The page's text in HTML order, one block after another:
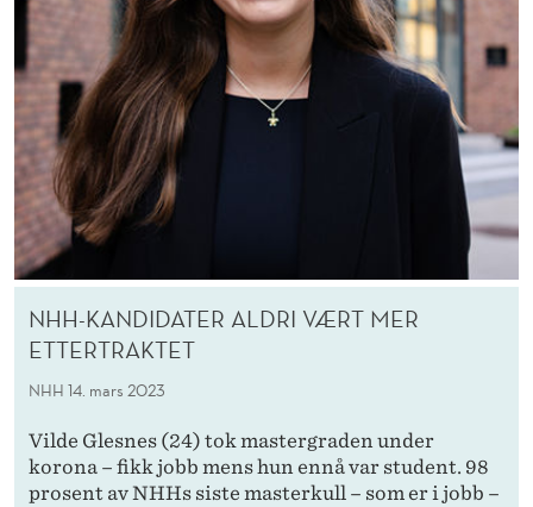
NHH-KANDIDATER ALDRI VÆRT MER
ETTERTRAKTET
NHH 14. mars 2023
Vilde Glesnes (24) tok mastergraden under
korona – fikk jobb mens hun ennå var student. 98
prosent av NHHs siste masterkull – som er i jobb –